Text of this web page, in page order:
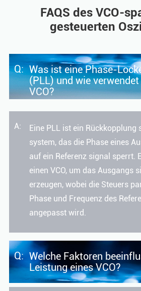
FAQS des VCO-
gesteuerten
Q: Was ist eine Phase-
(PLL) und wie
VCO?
A:
Eine PLL ist ein Rückkopplung
system, das die Phase eines
auf ein Referenz signal sperrt.
einen VCO, um das Ausgangs
erzeugen, wobei die Steuers
Phase und Frequenz des
angepasst wird.
Q: Welche Faktoren
Leistung eines VCO?